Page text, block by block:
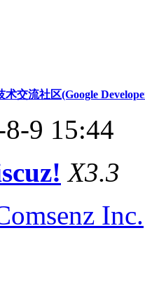
术交流社区(Google
9 15:44
X3.3
Inc.